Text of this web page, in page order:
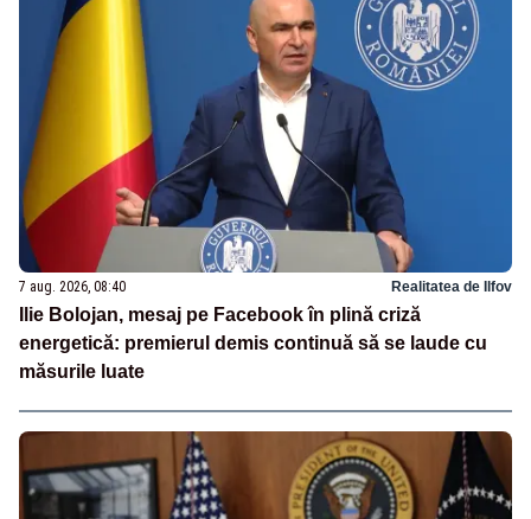
7 aug. 2026, 08:40 Realitatea de Ilfov
Ilie Bolojan, mesaj pe Facebook în plină criză
energetică: premierul demis continuă să se laude cu
măsurile luate